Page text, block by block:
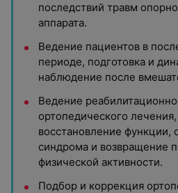
последствий травм
аппарата.
Ведение пациентов в
периоде, подготовка и
наблюдение после
Ведение
ортопедического
восстановление функции,
синдрома и возвращение
физической активности.
Подбор и коррекция